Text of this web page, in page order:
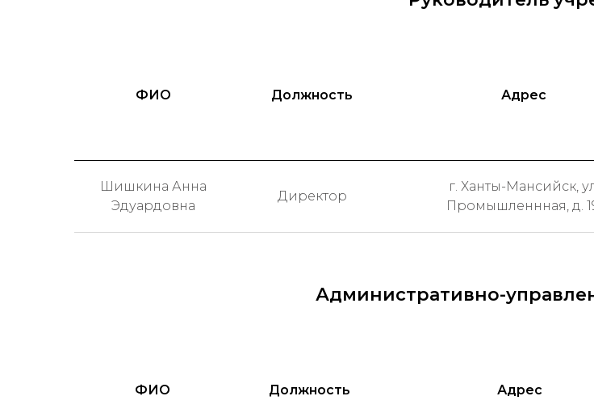
ФИО Должность Адрес
Шишкина Анна
Эдуардовна
Директор
г. Ханты-Мансийск,
Промышленнная, д.
Административно-
ФИО Должность Адрес